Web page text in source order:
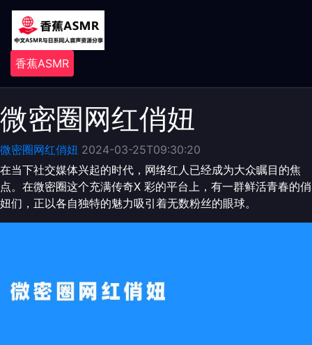
香蕉ASMR
微密圈网红俏妞
微密圈网红俏妞 2024-03-25T09:30:20
在当下社交媒体兴起的时代，网络红人已经成为大众瞩目的焦
点。在微密圈这个充满传奇X 彩的平台上，有一群鲜活青春的俏
妞们，正以各自独特的魅力吸引着无数粉丝的眼球。